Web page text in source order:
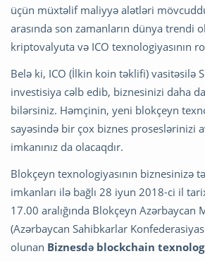
üçün müxtəlif maliyyə alətləri
arasında son zamanların dünya trendi
kriptovalyuta və ICO texnologiyasının
Belə ki, ICO (İlkin koin təklifi) vasitəsilə
investisiya cəlb edib, biznesinizi daha
bilərsiniz. Həmçinin, yeni blokçeyn
sayəsində bir çox biznes proseslərinizi
imkanınız da olacaqdır.
Blokçeyn texnologiyasının biznesinizə
imkanları ilə bağlı 28 iyun 2018-ci il
17.00 aralığında Blokçeyn Azərbaycan
(Azərbaycan Sahibkarlar
olunan Biznesdə blockchain